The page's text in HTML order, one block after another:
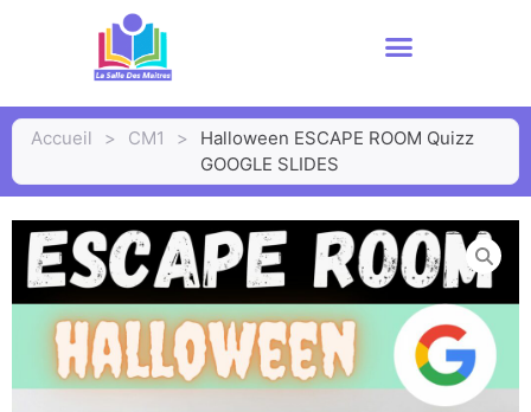
Accueil > CM1 >
Halloween ESCAPE ROOM Quizz
GOOGLE SLIDES